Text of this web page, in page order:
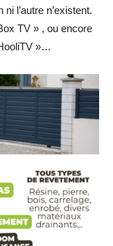
l’autre n’existent.
TV » , ou encore
»…